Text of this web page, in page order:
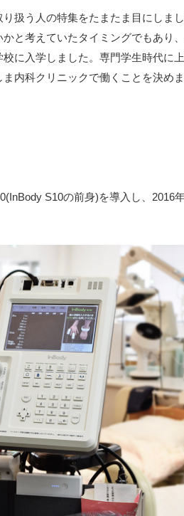
扱う人の特集をたまたま目にしま
と考えていたタイミングでもあり
に入学しました。専門学生時代に
内科クリニックで働くことを決め
S10の前身)を導入し、2016